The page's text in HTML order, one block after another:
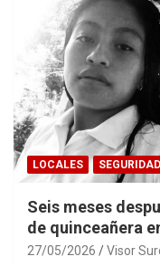
LOCALES
Seis meses
de quinceañera
27/05/2026 Visor